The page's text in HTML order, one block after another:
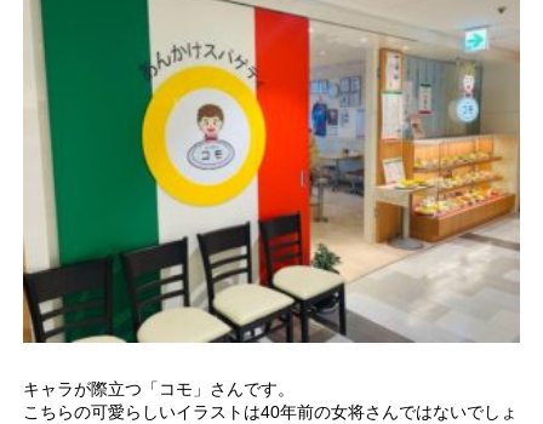
キャラが際立つ「コモ」さんです。
こちらの可愛らしいイラストは40年前の女将さんではないでしょ